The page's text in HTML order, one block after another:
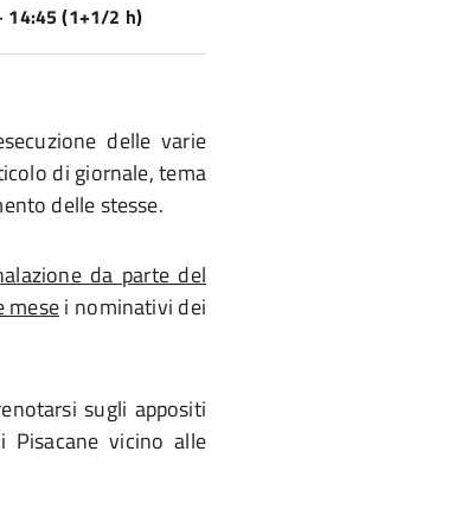
14:45 (1+1/2 h)
delle varie
di giornale, tema
delle stesse.
da parte del
mesei nominativi dei
sugli appositi
Pisacane vicino alle